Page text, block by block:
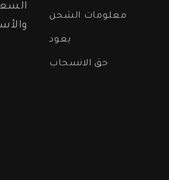
معلومات الشحن
يعود
حق الانسحاب